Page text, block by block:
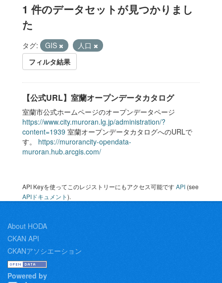
1 件のデータセットが見つかりまし
た
タグ: GIS
人口
フィルタ結果
【公式URL】室蘭オープンデータカタログ
室蘭市公式ホームページのオープンデータページ
https://www.city.muroran.lg.jp/administration/?
content=1939 室蘭オープンデータカタログへのURLで
す。 https://murorancity-opendata-
muroran.hub.arcgis.com/
API Keyを使ってこのレジストリーにもアクセス可能ですAPI (see
APIドキュメント).
About HODA
CKAN API
CKANアソシエーション
Powered by